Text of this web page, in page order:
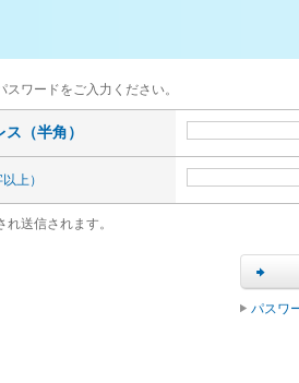
ワードをご入力ください。
（半角）
上）
送信されます。
パスワ